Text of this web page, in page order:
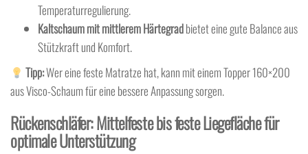
Temperaturregulierung.
Kaltschaum mit mittlerem Härtegradbietet eine gute Balance aus
Stützkraft und Komfort.
Tipp:Wer eine feste Matratze hat, kann mit einem Topper 160×200
aus Visco-Schaum für eine bessere Anpassung sorgen.
Rückenschläfer: Mittelfeste bis feste Liegefläche für
optimale Unterstützung